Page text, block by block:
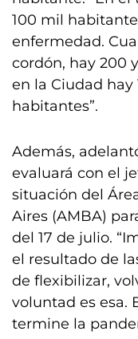
100 mil
enfermedad.
cordón, hay 200
en la Ciudad hay
habitantes”.
Además,
evaluará con el
situación del
Aires (AMBA)
del 17 de julio.
el resultado de
de flexibilizar,
voluntad es esa.
termine la